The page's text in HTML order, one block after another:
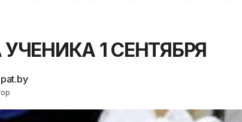
1 СЕНТЯБРЯ